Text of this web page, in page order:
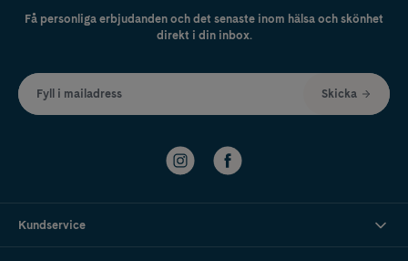
Få personliga erbjudanden och det senaste inom hälsa och skönhet
direkt i din inbox.
Fyll i mailadress Skicka
Kundservice